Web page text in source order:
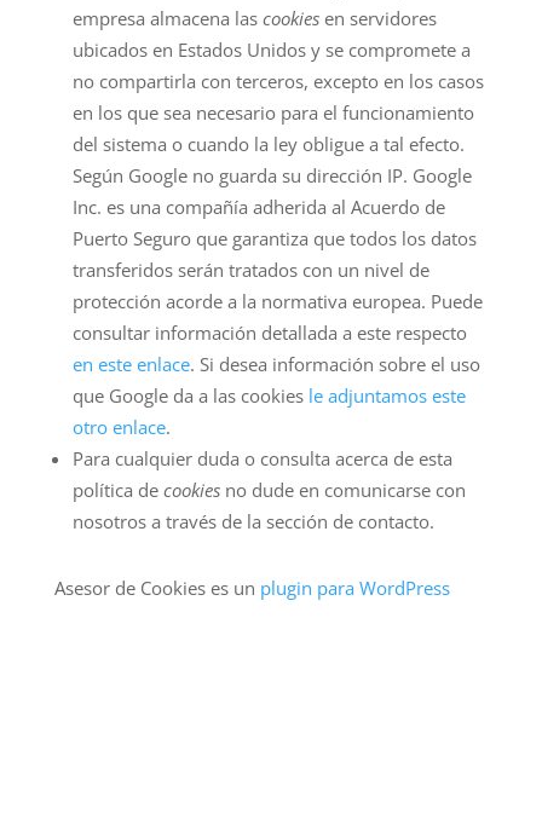
empresa almacena las cookiesen servidores
ubicados en Estados Unidos y se compromete a
no compartirla con terceros, excepto en los casos
en los que sea necesario para el funcionamiento
del sistema o cuando la ley obligue a tal efecto.
Según Google no guarda su dirección IP. Google
Inc. es una compañía adherida al Acuerdo de
Puerto Seguro que garantiza que todos los datos
transferidos serán tratados con un nivel de
protección acorde a la normativa europea. Puede
consultar información detallada a este respecto
en este enlace. Si desea información sobre el uso
que Google da a las cookies le adjuntamos este
otro enlace.
Para cualquier duda o consulta acerca de esta
política de cookiesno dude en comunicarse con
nosotros a través de la sección de contacto.
Asesor de Cookies es un plugin para WordPress